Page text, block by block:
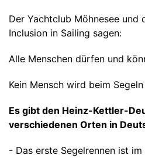
Der Yachtclub Möhnesee und
Inclusion in Sailing sagen:
Alle Menschen dürfen und
Kein Mensch wird beim
Es gibt den Heinz-Kettler-
verschiedenen Orten in
- Das erste Segelrennen ist